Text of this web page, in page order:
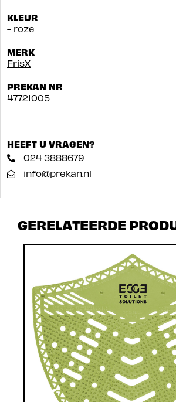
KLEUR
- roze
MERK
FrisX
PREKAN NR
47721005
HEEFT U VRAGEN?
024 3888679
info@prekan.nl
GERELATEERDE